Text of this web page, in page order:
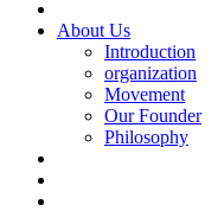
About Us
Introduction
organization
Movement
Our Founder
Philosophy